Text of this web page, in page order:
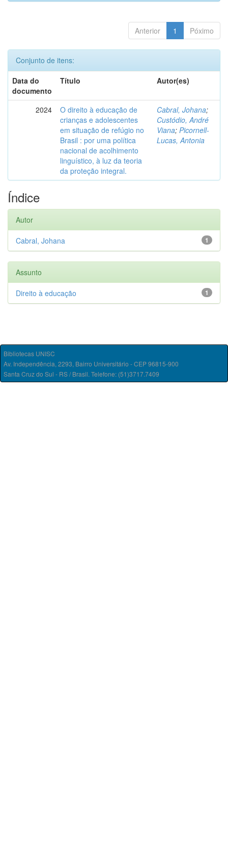
Anterior 1 Póximo
Conjunto de itens:
Data do
documento
Título Autor(es)
2024
O direito à educação de
crianças e adolescentes
em situação de refúgio no
Brasil : por uma política
nacional de acolhimento
linguístico, à luz da teoria
da proteção integral.
Cabral, Johana;
Custódio, André
Viana; Picornell-
Lucas, Antonia
Índice
Autor
1
Cabral, Johana
Assunto
1
Direito à educação
Bibliotecas UNISC
Av. Independência, 2293, Bairro Universitário - CEP 96815-900
Santa Cruz do Sul - RS / Brasil. Telefone: (51)3717.7409